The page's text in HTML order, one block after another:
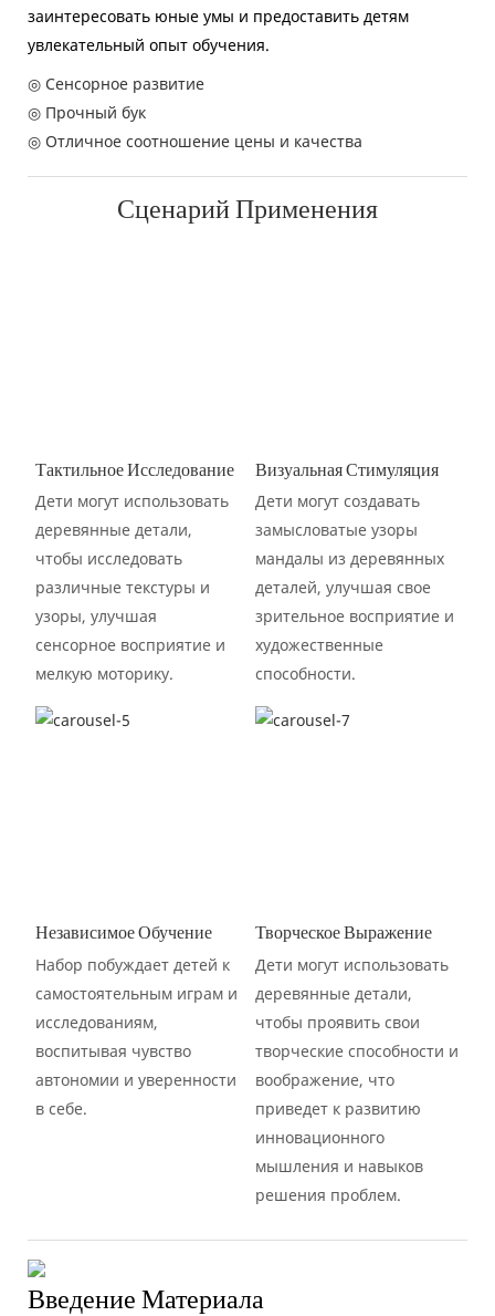
заинтересовать юные умы и предоставить детям
увлекательный опыт обучения.
◎ Сенсорное развитие
◎ Прочный бук
◎ Отличное соотношение цены и качества
Сценарий Применения
Тактильное Исследование
Дети могут использовать
деревянные детали,
чтобы исследовать
различные текстуры и
узоры, улучшая
сенсорное восприятие и
мелкую моторику.
Визуальная Стимуляция
Дети могут создавать
замысловатые узоры
мандалы из деревянных
деталей, улучшая свое
зрительное восприятие и
художественные
способности.
Независимое Обучение
Набор побуждает детей к
самостоятельным играм и
исследованиям,
воспитывая чувство
автономии и уверенности
в себе.
Творческое Выражение
Дети могут использовать
деревянные детали,
чтобы проявить свои
творческие способности и
воображение, что
приведет к развитию
инновационного
мышления и навыков
решения проблем.
Введение Материала